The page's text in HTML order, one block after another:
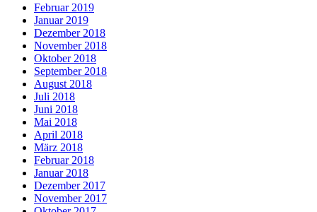
Februar 2019
Januar 2019
Dezember 2018
November 2018
Oktober 2018
September 2018
August 2018
Juli 2018
Juni 2018
Mai 2018
April 2018
März 2018
Februar 2018
Januar 2018
Dezember 2017
November 2017